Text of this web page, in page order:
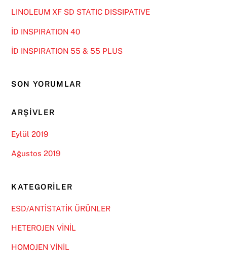
LINOLEUM XF SD STATIC DISSIPATIVE
İD INSPIRATION 40
İD INSPIRATION 55 & 55 PLUS
SON YORUMLAR
ARŞIVLER
Eylül 2019
Ağustos 2019
KATEGORILER
ESD/ANTİSTATİK ÜRÜNLER
HETEROJEN VİNİL
HOMOJEN VİNİL